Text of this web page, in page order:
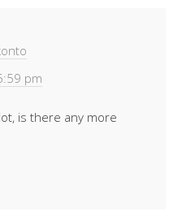
pm
is there any more